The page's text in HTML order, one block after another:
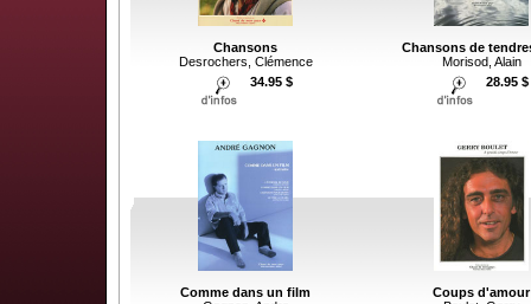
Chansons
Desrochers, Clémence
34.95 $
Chansons de
Morisod, Alain
28.95 $
Comme dans un film
Coups d'amour